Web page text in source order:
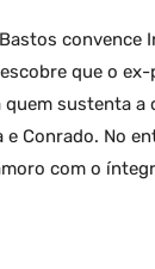
convence
que o
sustenta a
Conrado. No
com o